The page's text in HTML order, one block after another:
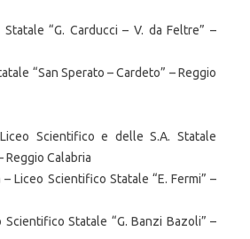
Statale “G. Carducci – V. da Feltre” –
“San Sperato – Cardeto” – Reggio
Scientifico e delle S.A. Statale
Reggio Calabria
Liceo Scientifico Statale “E. Fermi” –
Scientifico Statale “G. Banzi Bazoli” –